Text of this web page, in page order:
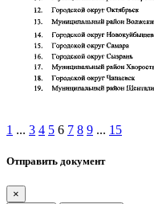
1 ... 3 4 5 6 7 8 9 ... 15
Отправить документ
×